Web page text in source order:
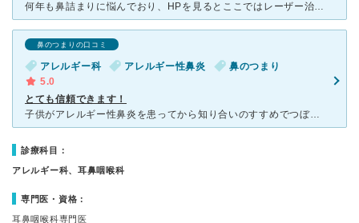
何年も鼻詰まりに悩んでおり、HPを見るとここではレーザー治療が出来るとの事で受診しました。 診察してもらうと、鼻中隔湾曲症の為、レーザーではなく手術をした方がいいとの事で紹介状を書いてくれました。
鼻のつまりの口コミ
アレルギー科 アレルギー性鼻炎
鼻のつまり
5.0
とても信頼できます！
子供がアレルギー性鼻炎を患ってから知り合いのすすめでつぼいさんにお世話になっております。正直家から遠いのですが先生はもちろんのこと、スタッフの皆さんもとても優しくテキパキとされるので待ち時間も苦痛でな
診療科目：
アレルギー科、耳鼻咽喉科
専門医・資格：
耳鼻咽喉科専門医